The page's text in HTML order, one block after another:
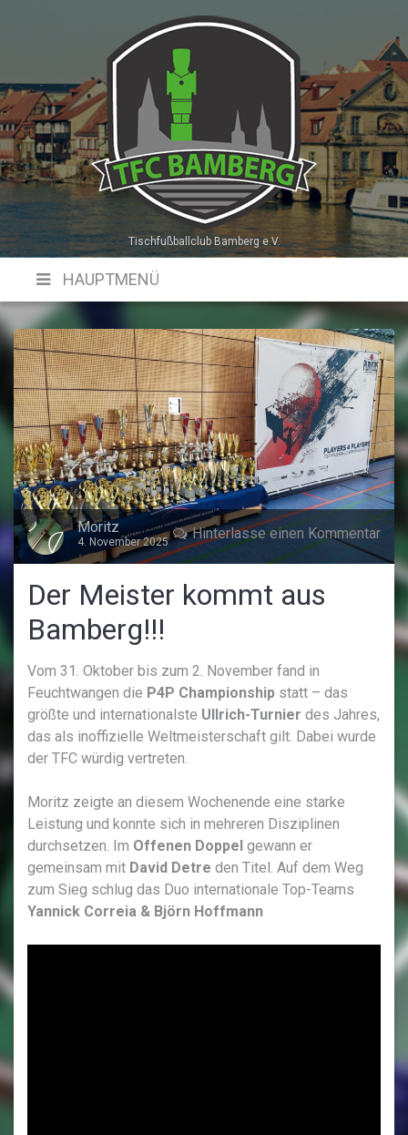
Tischfußballclub Bamberg e.V.
HAUPTMENÜ
Hinterlasse einen Kommentar
Moritz
4. November 2025
Der Meister kommt aus
Bamberg!!!
Vom 31. Oktober bis zum 2. November fand in
Feuchtwangen die P4P Championship statt – das
größte und internationalste Ullrich-Turnier des Jahres,
das als inoffizielle Weltmeisterschaft gilt. Dabei wurde
der TFC würdig vertreten.
Moritz zeigte an diesem Wochenende eine starke
Leistung und konnte sich in mehreren Disziplinen
durchsetzen. Im Offenen Doppel gewann er
gemeinsam mit David Detre den Titel. Auf dem Weg
zum Sieg schlug das Duo internationale Top-Teams
Yannick Correia & Björn Hoffmann